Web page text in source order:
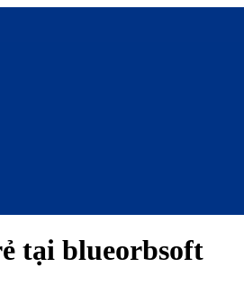
tại blueorbsoft